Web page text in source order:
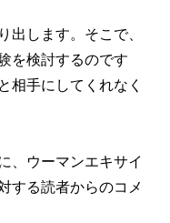
出します。そこで、
を検討するのです
相手にしてくれなく
、ウーマンエキサイ
する読者からのコメ